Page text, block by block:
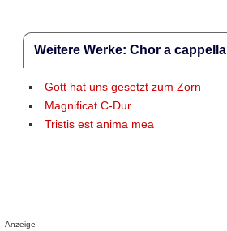
Weitere Werke: Chor a cappella
Gott hat uns gesetzt zum Zorn
Magnificat C-Dur
Tristis est anima mea
Anzeige